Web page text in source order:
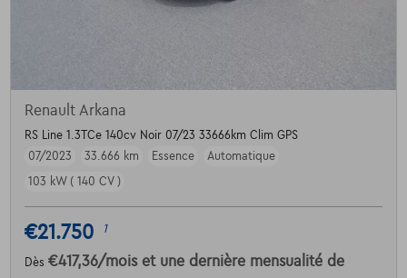
Renault Arkana
RS Line 1.3TCe 140cv Noir 07/23 33666km Clim GPS
07/2023
33.666 km Essence
Automatique
103 kW ( 140 CV )
€21.750 1
Dès €417,36/mois et une dernière mensualité de